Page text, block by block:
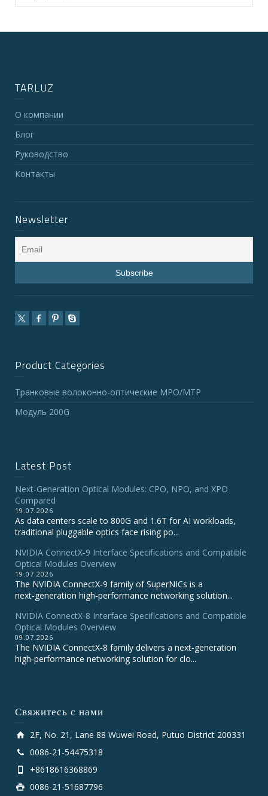
TARLUZ
О компании
Блог
Руководство
Контакты
Newsletter
Product Categories
Транковые волоконно-оптические MPO/MTP
Модуль 200G
Latest Post
Next-Generation Optical Modules: CPO, NPO, and XPO
Compared
19.07.2026
As data centers scale to 800G and 1.6T for AI workloads,
traditional pluggable optics face rising po...
NVIDIA ConnectX‑9 Interface Specifications and Compatible
Optical Modules Overview
19.07.2026
The NVIDIA ConnectX‑9 family of SuperNICs is a
next‑generation high‑performance networking solution...
NVIDIA ConnectX-8 Interface Specifications and Compatible
Optical Modules Overview
09.07.2026
The NVIDIA ConnectX‑8 family delivers a next‑generation
high‑performance networking solution for clo...
Свяжитесь с нами
2F, No. 21, Lane 88 Wuwei Road, Putuo District 200331
0086-21-54475318
+8618616368869
0086-21-51687796